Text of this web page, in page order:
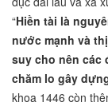
“Hiền tài là
nước mạnh và
suy cho nên các
chăm lo gây
khoa 1446 còn